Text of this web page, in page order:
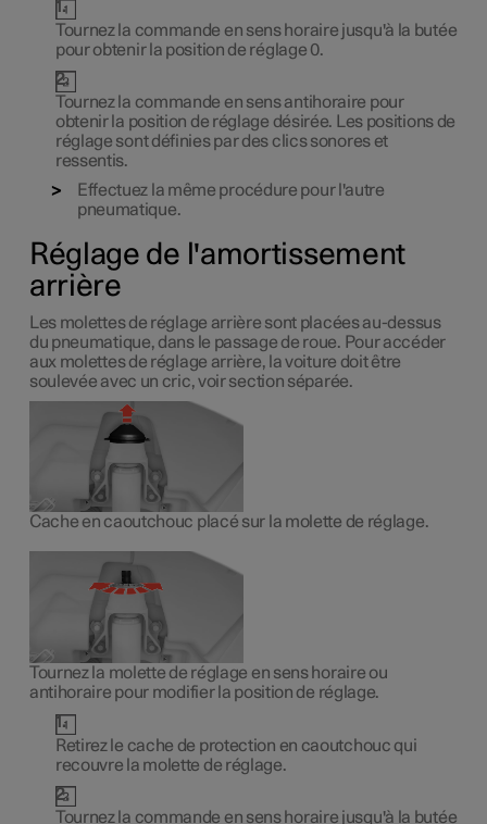
Tournez la commande en sens horaire jusqu'à la butée
pour obtenir la position de réglage 0.
Tournez la commande en sens antihoraire pour
obtenir la position de réglage désirée. Les positions de
réglage sont définies par des clics sonores et
ressentis.
Effectuez la même procédure pour l'autre
pneumatique.
Réglage de l'amortissement
arrière
Les molettes de réglage arrière sont placées au-dessus
du pneumatique, dans le passage de roue. Pour accéder
aux molettes de réglage arrière, la voiture doit être
soulevée avec un cric, voir section séparée.
Cache en caoutchouc placé sur la molette de réglage.
Tournez la molette de réglage en sens horaire ou
antihoraire pour modifier la position de réglage.
Retirez le cache de protection en caoutchouc qui
recouvre la molette de réglage.
Tournez la commande en sens horaire jusqu'à la butée